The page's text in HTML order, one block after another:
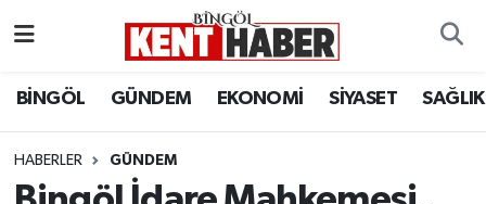
BİNGÖL GÜNDEM EKONOMİ SİYASET SAĞLIK
HABERLER GÜNDEM
BİLİM-TEKNOLOJİ
DÜNYA
Bingöl Hava Durumu
Bingöl Namaz Vakitleri